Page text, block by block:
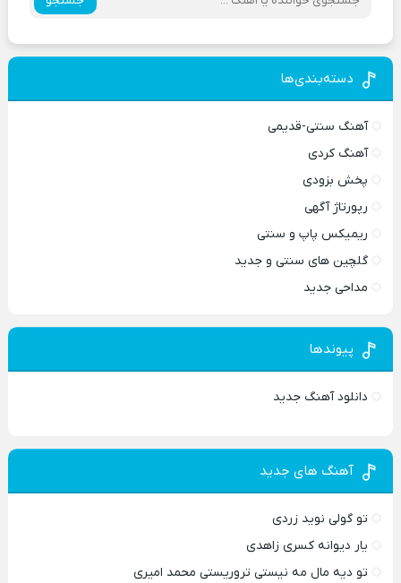
دسته‌بندی‌ها
آهنگ سنتی-قدیمی
آهنگ کردی
پخش بزودی
رپورتاژ آگهی
ریمیکس پاپ و سنتی
گلچین های سنتی و جدید
مداحی جدید
پیوندها
دانلود آهنگ جدید
آهنگ های جدید
تو گولی نوید زردی
یار دیوانه کسری زاهدی
تو دیه مال مه نیستی تروریستی محمد امیری